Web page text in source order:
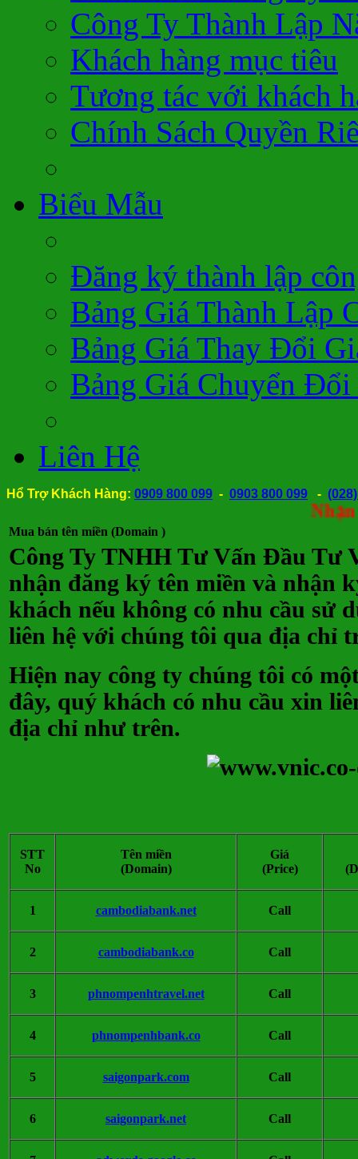
Công Ty Thành Lập
Khách hàng mục tiêu
Tương tác với khách
Chính Sách Quyền
Biểu Mẫu
Đăng ký thành lập
Bảng Giá Thành Lập
Bảng Giá Thay Đổi
Bảng Giá Chuyển
Liên Hệ
Hổ Trợ Khách Hàng: 0909 800 099 - 0903 800 099 -
Nhận
Mua bán tên miền (Domain )
Công Ty TNHH Tư Vấn Đầu Tư
nhận đăng ký tên miền và nhận
khách nếu không có nhu cầu sử
liên hệ với chúng tôi qua địa chỉ
Hiện nay công ty chúng tôi có
đây, quý khách có nhu cầu xin
địa chỉ như trên.
STT
No
Tên miền
(Domain)
Giá
(Price)
1 cambodiabank.net Call
2 cambodiabank.co Call
3 phnompenhtravel.net Call
4 phnompenhbank.co Call
5 saigonpark.com Call
6 saigonpark.net Call